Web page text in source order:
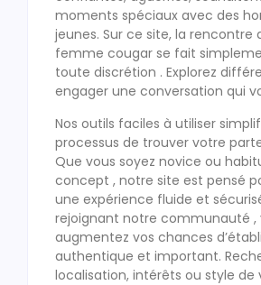
moments spéciaux avec des
jeunes. Sur ce site, la rencontre
femme cougar se fait
toute discrétion . Explorez
engager une conversation qui
Nos outils faciles à utiliser
processus de trouver votre
Que vous soyez novice ou
concept , notre site est pensé
une expérience fluide et
rejoignant notre communauté ,
augmentez vos chances
authentique et important.
localisation, intérêts ou style de